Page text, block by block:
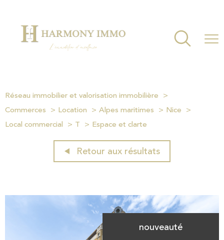
Réseau immobilier et valorisation immobilière
Commerces
Location Alpes maritimes
Nice
Local commercial
T Espace et clarte
Retour aux résultats
nouveauté